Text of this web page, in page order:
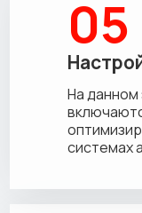
На данном
системах
05